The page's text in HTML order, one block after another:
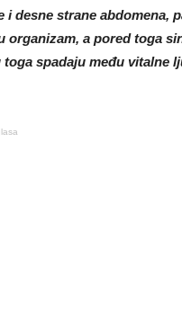
desne strane abdomena,
organizam, a pored toga
spadaju među vitalne